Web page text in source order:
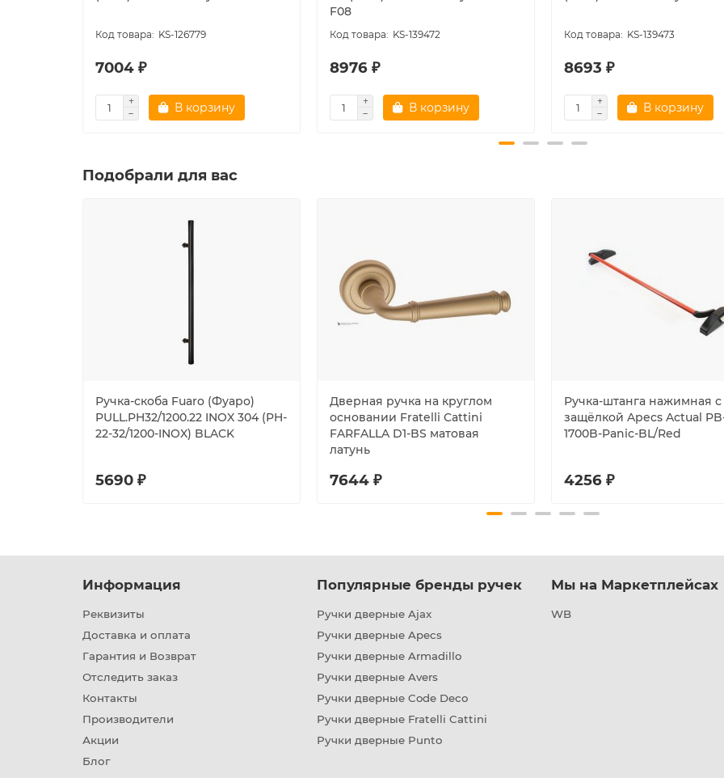
KS-126779
7004 ₽
В корзину
F08
KS-139472
8976 ₽
В корзину
KS-139473
8693 ₽
В корзину
Подобрали для вас
Ручка-скоба Fuaro (Фуаро)
PULL.PH32/1200.22 INOX 304 (PH-
22-32/1200-INOX) BLACK
5690 ₽
Дверная ручка на круглом
основании Fratelli Cattini
FARFALLA D1-BS матовая
латунь
7644 ₽
Ручка-штанга нажимная с
защёлкой Apecs Actual
1700B-Panic-BL/Red
4256 ₽
Информация
Реквизиты
Доставка и оплата
Гарантия и Возврат
Отследить заказ
Контакты
Производители
Акции
Блог
Популярные бренды ручек
Ручки дверные Ajax
Ручки дверные Apecs
Ручки дверные Armadillo
Ручки дверные Avers
Ручки дверные Code Deco
Ручки дверные Fratelli Cattini
Ручки дверные Punto
Мы на Маркетплейсах
WB